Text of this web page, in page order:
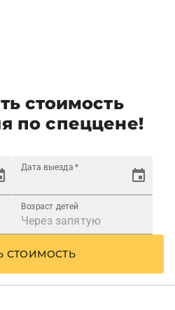
стоимость
по спеццене!
Дата выезда *
Возраст детей
СТОИМОСТЬ